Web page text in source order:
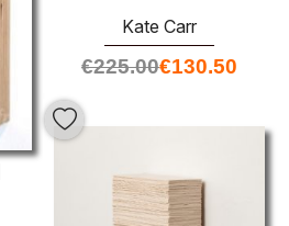
Kate Carr
€225.00€130.50